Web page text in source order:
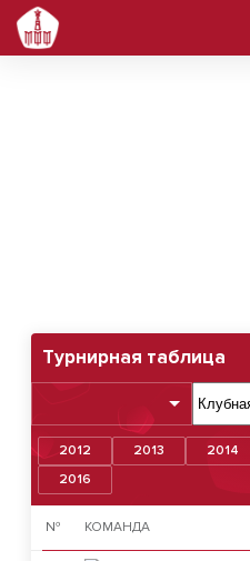
СК ЦСКА (Игровой)
Турнирная таблица
2012 2013 2014
2016
№ КОМАНДА